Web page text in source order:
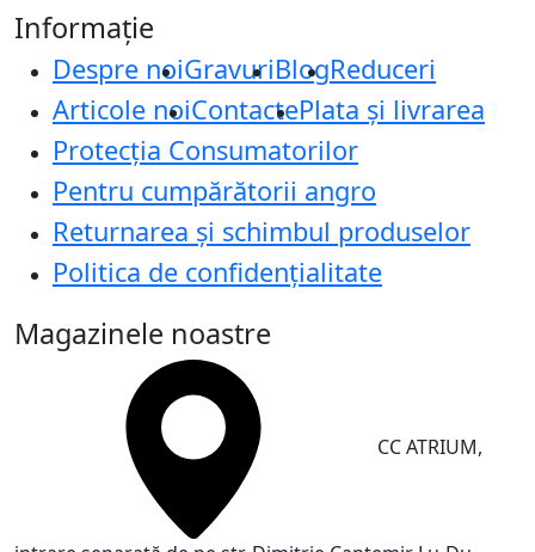
Informație
Despre noiGravuriBlogReduceri
Articole noiContactePlata și livrarea
Protecţia Consumatorilor
Pentru cumpărătorii angro
Returnarea și schimbul produselor
Politica de confidențialitate
Magazinele noastre
CC ATRIUM,